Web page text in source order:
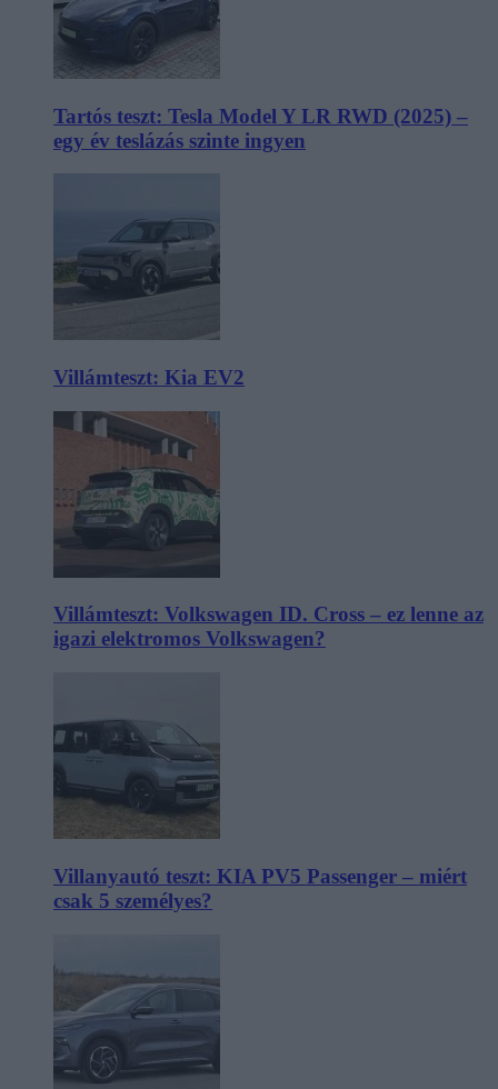
Tartós teszt: Tesla Model Y LR RWD (2025) –
egy év teslázás szinte ingyen
Villámteszt: Kia EV2
Villámteszt: Volkswagen ID. Cross – ez lenne az
igazi elektromos Volkswagen?
Villanyautó teszt: KIA PV5 Passenger – miért
csak 5 személyes?